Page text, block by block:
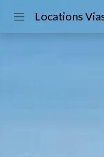
Locations